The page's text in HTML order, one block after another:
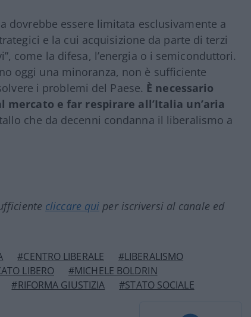
dovrebbe essere limitata esclusivamente a
e la cui acquisizione da parte di terzi
come la difesa, l’energia o i semiconduttori.
oggi una minoranza, non è sufficiente
i problemi del Paese. È necessario
e far respirare all’Italia un’aria
che da decenni condanna il liberalismo a
cliccare qui per iscriversi al canale ed
#CENTRO LIBERALE
#LIBERALISMO
LIBERO
#MICHELE BOLDRIN
#RIFORMA GIUSTIZIA #STATO SOCIALE